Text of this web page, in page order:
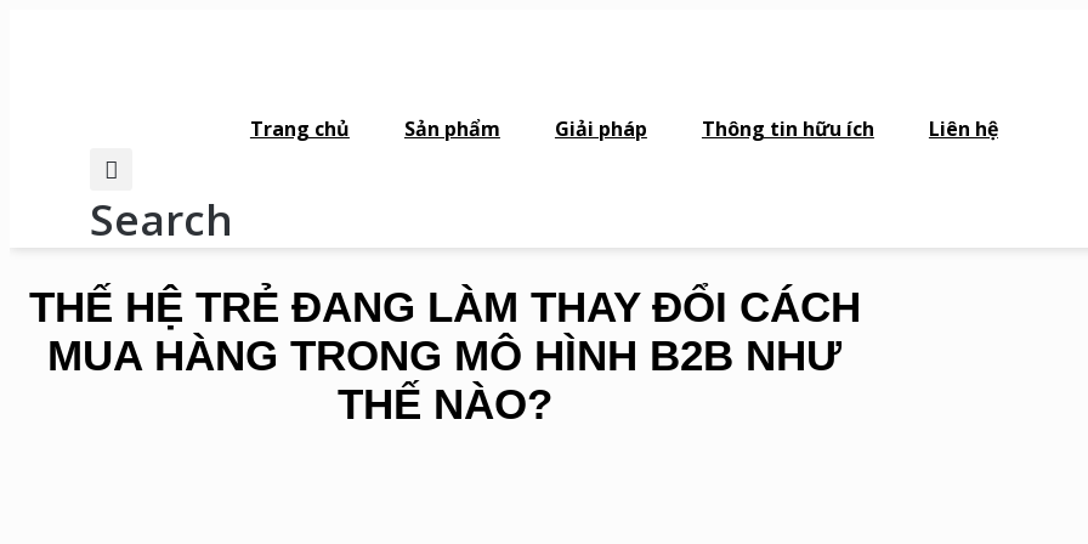
Trang chủ Sản phẩm Giải pháp Thông tin hữu ích Liên hệ
Search
THẾ HỆ TRẺ ĐANG LÀM THAY ĐỔI CÁCH
MUA HÀNG TRONG MÔ HÌNH B2B NHƯ
THẾ NÀO?